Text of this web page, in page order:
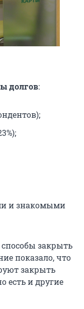
долгов:
и знакомыми
закрыть
показало, что
закрыть
есть и другие